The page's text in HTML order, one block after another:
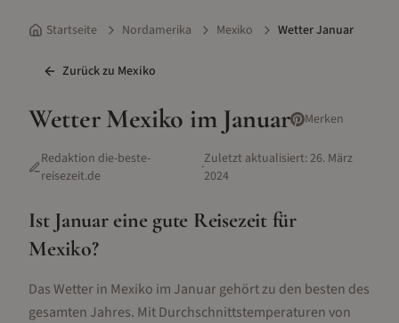
Startseite Nordamerika Mexiko Wetter Januar
Zurück zu Mexiko
WetterMexiko imJanuar Merken
Redaktion die-beste-
reisezeit.de
·Zuletzt aktualisiert:26. März
2024
Ist Januareine gute Reisezeit für
Mexiko?
Das Wetter in Mexiko im Januar gehört zu den besten des
gesamten Jahres. Mit Durchschnittstemperaturen von